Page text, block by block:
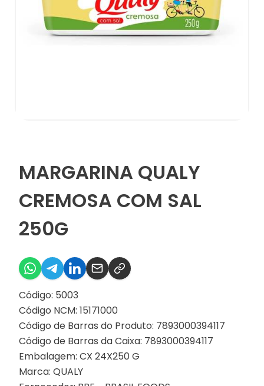
MARGARINA QUALY
CREMOSA COM SAL
250G
Código: 5003
Código NCM: 15171000
Código de Barras do Produto: 7893000394117
Código de Barras da Caixa: 7893000394117
Embalagem: CX 24X250 G
Marca: QUALY